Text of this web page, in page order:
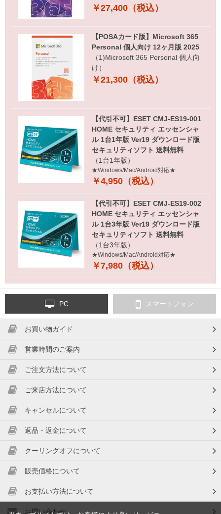
￥27,400（税込）
【POSAカード版】Microsoft 365
Personal 個人向け 12ヶ月版 2025
（1)Microsoft 365 Personal 個人向
け）
￥21,300（税込）
【代引不可】ESET CMJ-ES19-001
HOME セキュリティ エッセンシャ
ル 1台1年版 Ver19 ダウンロード版
セキュリティソフト 送料無料
（1台1年版）
★Windows/Mac/Android対応★
￥4,950（税込）
【代引不可】ESET CMJ-ES19-002
HOME セキュリティ エッセンシャ
ル 1台3年版 Ver19 ダウンロード版
セキュリティソフト 送料無料
（1台3年版）
★Windows/Mac/Android対応★
￥7,980（税込）
PC スマートフォン
お買い物ガイド
営業時間のご案内
ご注文方法について
ご来店方法について
キャンセルについて
返品・返金について
クーリングオフについて
販売価格について
お支払い方法について
お問い合わせ